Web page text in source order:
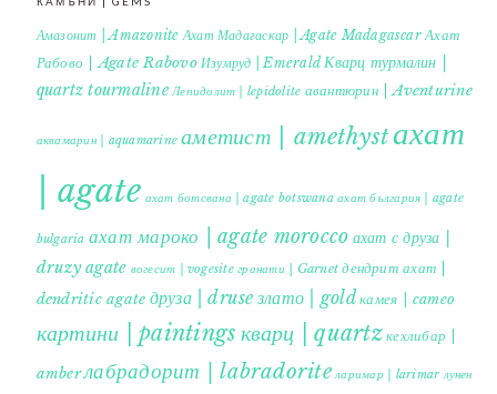
Амазонит | Amazonite Ахат Мадагаскар | Agate Madagascar Ахат
Рабово | Agate Rabovo Изумруд | Emerald Кварц турмалин |
quartz tourmaline Лепидолит | lepidolite авантюрин | Aventurine
аквамарин | aquamarine аметист | amethystахат
| agate ахат ботсвана | agate botswana ахат българия | agate
bulgaria ахат мароко | agate morocco ахат с друза |
druzy agate вогесит | vogesite гранати | Garnet дендрит ахат |
dendritic agate друза | druse злато | gold камея | cameo
картини | paintings кварц | quartzкехлибар |
amberлабрадорит | labradorite ларимар | larimar лунен